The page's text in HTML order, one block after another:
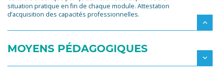
situation pratique en fin de chaque module. Attestation
d’acquisition des capacités professionnelles.
MOYENS PÉDAGOGIQUES